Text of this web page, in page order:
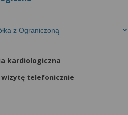
z Ograniczoną
kardiologiczna
wizytę telefonicznie